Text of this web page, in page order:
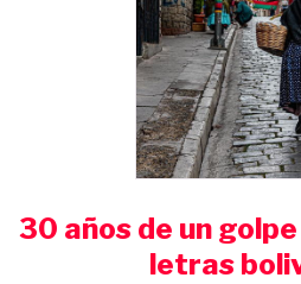
30 años de un
letras